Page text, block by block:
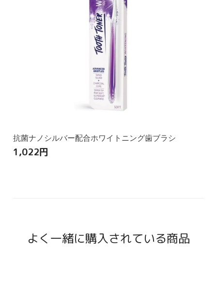
抗菌ナノシルバー配合ホワイトニング歯ブラシ
1,022円
よく一緒に購入されている商品